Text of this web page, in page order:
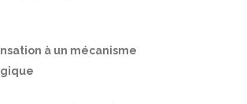
à un mécanisme